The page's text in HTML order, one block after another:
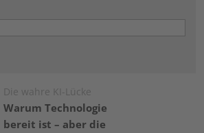
Die wahre KI-Lücke
Warum Technologie
bereit ist – aber die